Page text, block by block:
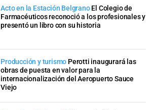
Acto en la Estación Belgrano El Colegio de
Farmacéuticos reconoció a los profesionales y
presentó un libro con su historia
Producción y turismo Perotti inaugurará las
obras de puesta en valor para la
internacionalización del Aeropuerto Sauce
Viejo